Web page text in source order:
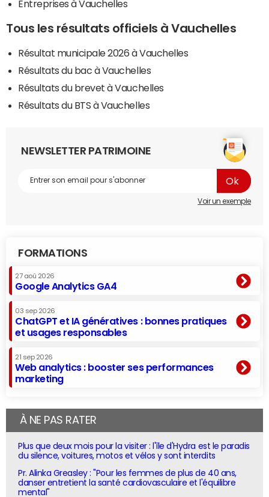
Entreprises à Vauchelles
Tous les résultats officiels à Vauchelles
Résultat municipale 2026 à Vauchelles
Résultats du bac à Vauchelles
Résultats du brevet à Vauchelles
Résultats du BTS à Vauchelles
NEWSLETTER PATRIMOINE
Voir un exemple
FORMATIONS
27 aoû 2026
Google Analytics GA4
03 sep 2026
ChatGPT et IA génératives : bonnes pratiques
et usages responsables
21 sep 2026
Web analytics : booster ses performances
marketing
À NE PAS RATER
Plus que deux mois pour la visiter : l'île d'Hydra est le paradis
du silence, voitures, motos et vélos y sont interdits
Pr. Alinka Greasley : "Pour les femmes de plus de 40 ans,
danser entretient la santé cardiovasculaire et l'équilibre
mental"